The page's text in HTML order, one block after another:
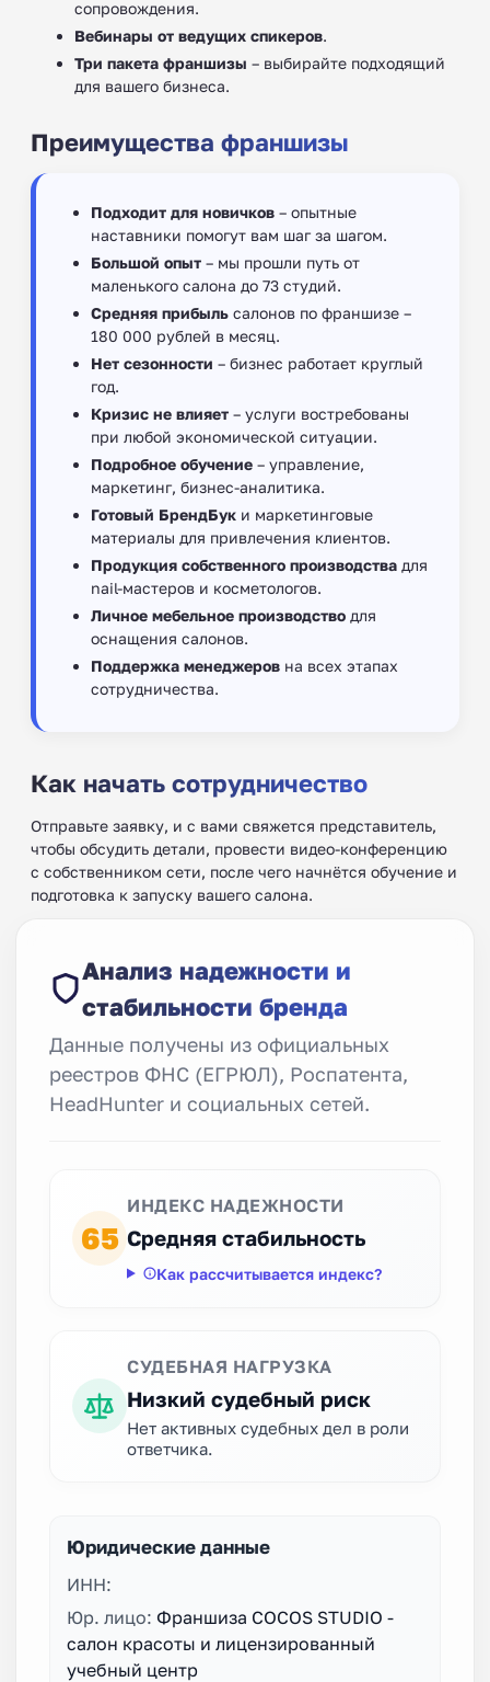
сопровождения.
Вебинары от ведущих спикеров.
Три пакета франшизы – выбирайте подходящий
для вашего бизнеса.
Преимущества франшизы
Подходит для новичков – опытные
наставники помогут вам шаг за шагом.
Большой опыт – мы прошли путь от
маленького салона до 73 студий.
Средняя прибыль салонов по франшизе –
180 000 рублей в месяц.
Нет сезонности – бизнес работает круглый
год.
Кризис не влияет – услуги востребованы
при любой экономической ситуации.
Подробное обучение – управление,
маркетинг, бизнес-аналитика.
Готовый БрендБук и маркетинговые
материалы для привлечения клиентов.
Продукция собственного производства для
nail-мастеров и косметологов.
Личное мебельное производство для
оснащения салонов.
Поддержка менеджеров на всех этапах
сотрудничества.
Как начать сотрудничество
Отправьте заявку, и с вами свяжется представитель,
чтобы обсудить детали, провести видео-конференцию
с собственником сети, после чего начнётся обучение и
подготовка к запуску вашего салона.
Анализ надежности и
стабильности бренда
Данные получены из официальных
реестров ФНС (ЕГРЮЛ), Роспатента,
HeadHunter и социальных сетей.
65
ИНДЕКС НАДЕЖНОСТИ
Средняя стабильность
Как рассчитывается индекс?
СУДЕБНАЯ НАГРУЗКА
Низкий судебный риск
Нет активных судебных дел в роли
ответчика.
Юридические данные
ИНН:
Юр. лицо: Франшиза COCOS STUDIO -
салон красоты и лицензированный
учебный центр